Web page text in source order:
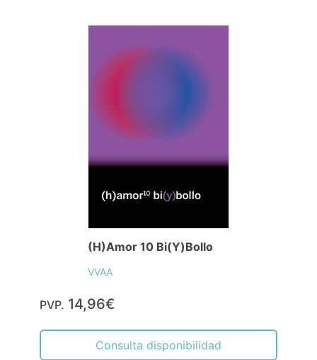
(H)Amor 10 Bi(Y)Bollo
VVAA
PVP. 14,96€
Consulta disponibilidad